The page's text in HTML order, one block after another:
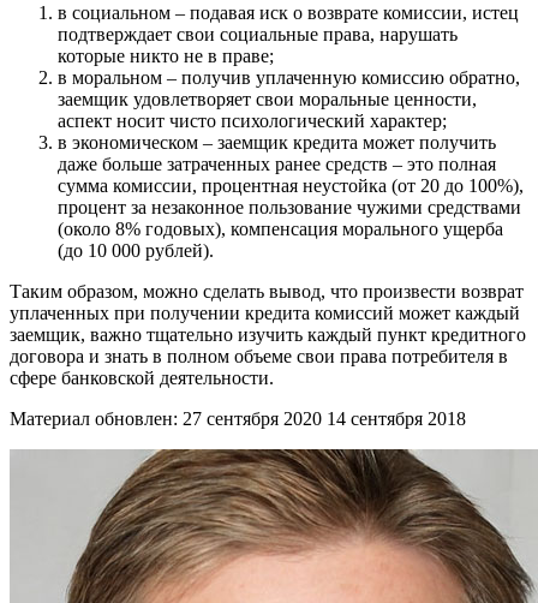
в социальном – подавая иск о возврате комиссии, истец
подтверждает свои социальные права, нарушать
которые никто не в праве;
в моральном – получив уплаченную комиссию обратно,
заемщик удовлетворяет свои моральные ценности,
аспект носит чисто психологический характер;
в экономическом – заемщик кредита может получить
даже больше затраченных ранее средств – это полная
сумма комиссии, процентная неустойка (от 20 до 100%),
процент за незаконное пользование чужими средствами
(около 8% годовых), компенсация морального ущерба
(до 10 000 рублей).
Таким образом, можно сделать вывод, что произвести возврат
уплаченных при получении кредита комиссий может каждый
заемщик, важно тщательно изучить каждый пункт кредитного
договора и знать в полном объеме свои права потребителя в
сфере банковской деятельности.
Материал обновлен: 27 сентября 2020 14 сентября 2018